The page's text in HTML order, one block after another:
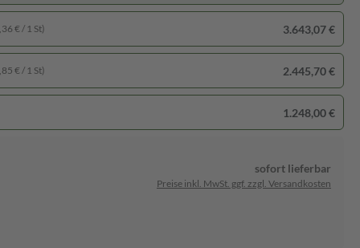
€ / 1 St) 3.643,07 €
€ / 1 St) 2.445,70 €
1.248,00 €
sofort lieferbar
Preise inkl. MwSt. ggf. zzgl. Versandkosten